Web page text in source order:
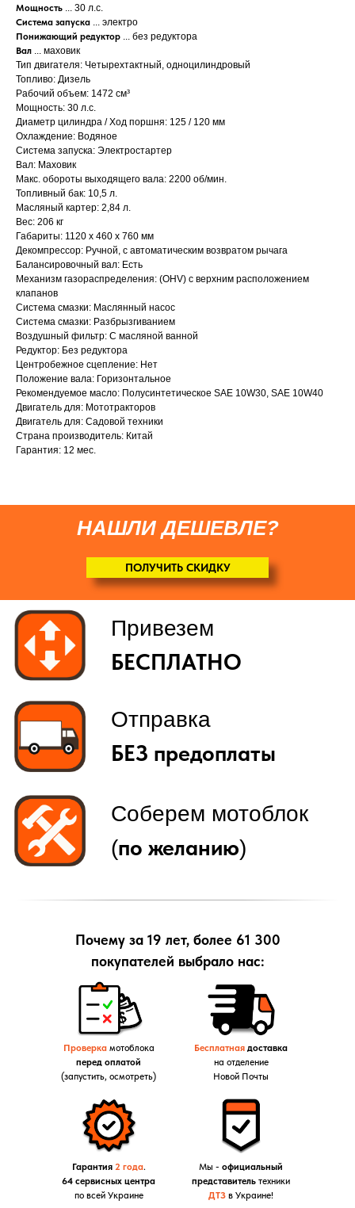
Мощность ... 30 л.с.
Система запуска ... электро
Понижающий редуктор ... без редуктора
Вал ... маховик
Тип двигателя: Четырехтактный, одноцилиндровый
Топливо: Дизель
Рабочий объем: 1472 см³
Мощность: 30 л.с.
Диаметр цилиндра / Ход поршня: 125 / 120 мм
Охлаждение: Водяное
Система запуска: Электростартер
Вал: Маховик
Макс. обороты выходящего вала: 2200 об/мин.
Топливный бак: 10,5 л.
Масляный картер: 2,84 л.
Вес: 206 кг
Габариты: 1120 x 460 x 760 мм
Декомпрессор: Ручной, с автоматическим возвратом рычага
Балансировочный вал: Есть
Механизм газораспределения: (OHV) с верхним расположением
клапанов
Система смазки: Маслянный насос
Система смазки: Разбрызгиванием
Воздушный фильтр: С масляной ванной
Редуктор: Без редуктора
Центробежное сцепление: Нет
Положение вала: Горизонтальное
Рекомендуемое масло: Полусинтетическое SAE 10W30, SAE 10W40
Двигатель для: Мототракторов
Двигатель для: Садовой техники
Страна производитель: Китай
Гарантия: 12 мес.
НАШЛИ ДЕШЕВЛЕ?
ПОЛУЧИТЬ СКИДКУ
Отправка
БЕЗ предоплаты
Привезем
БЕСПЛАТНО
Соберем мотоблок
(по желанию
Почему за 19 лет, более 61 300
покупателей выбрало нас:
Проверкамотоблока
перед оплатой
(запустить, осмотреть)
Гарантия 2 года.
64 сервисных центра
по всей Украине
Бесплатная доставка
на отделение
Новой Почты
Мы - официальный
представитель техники
ДТЗ в Украине!